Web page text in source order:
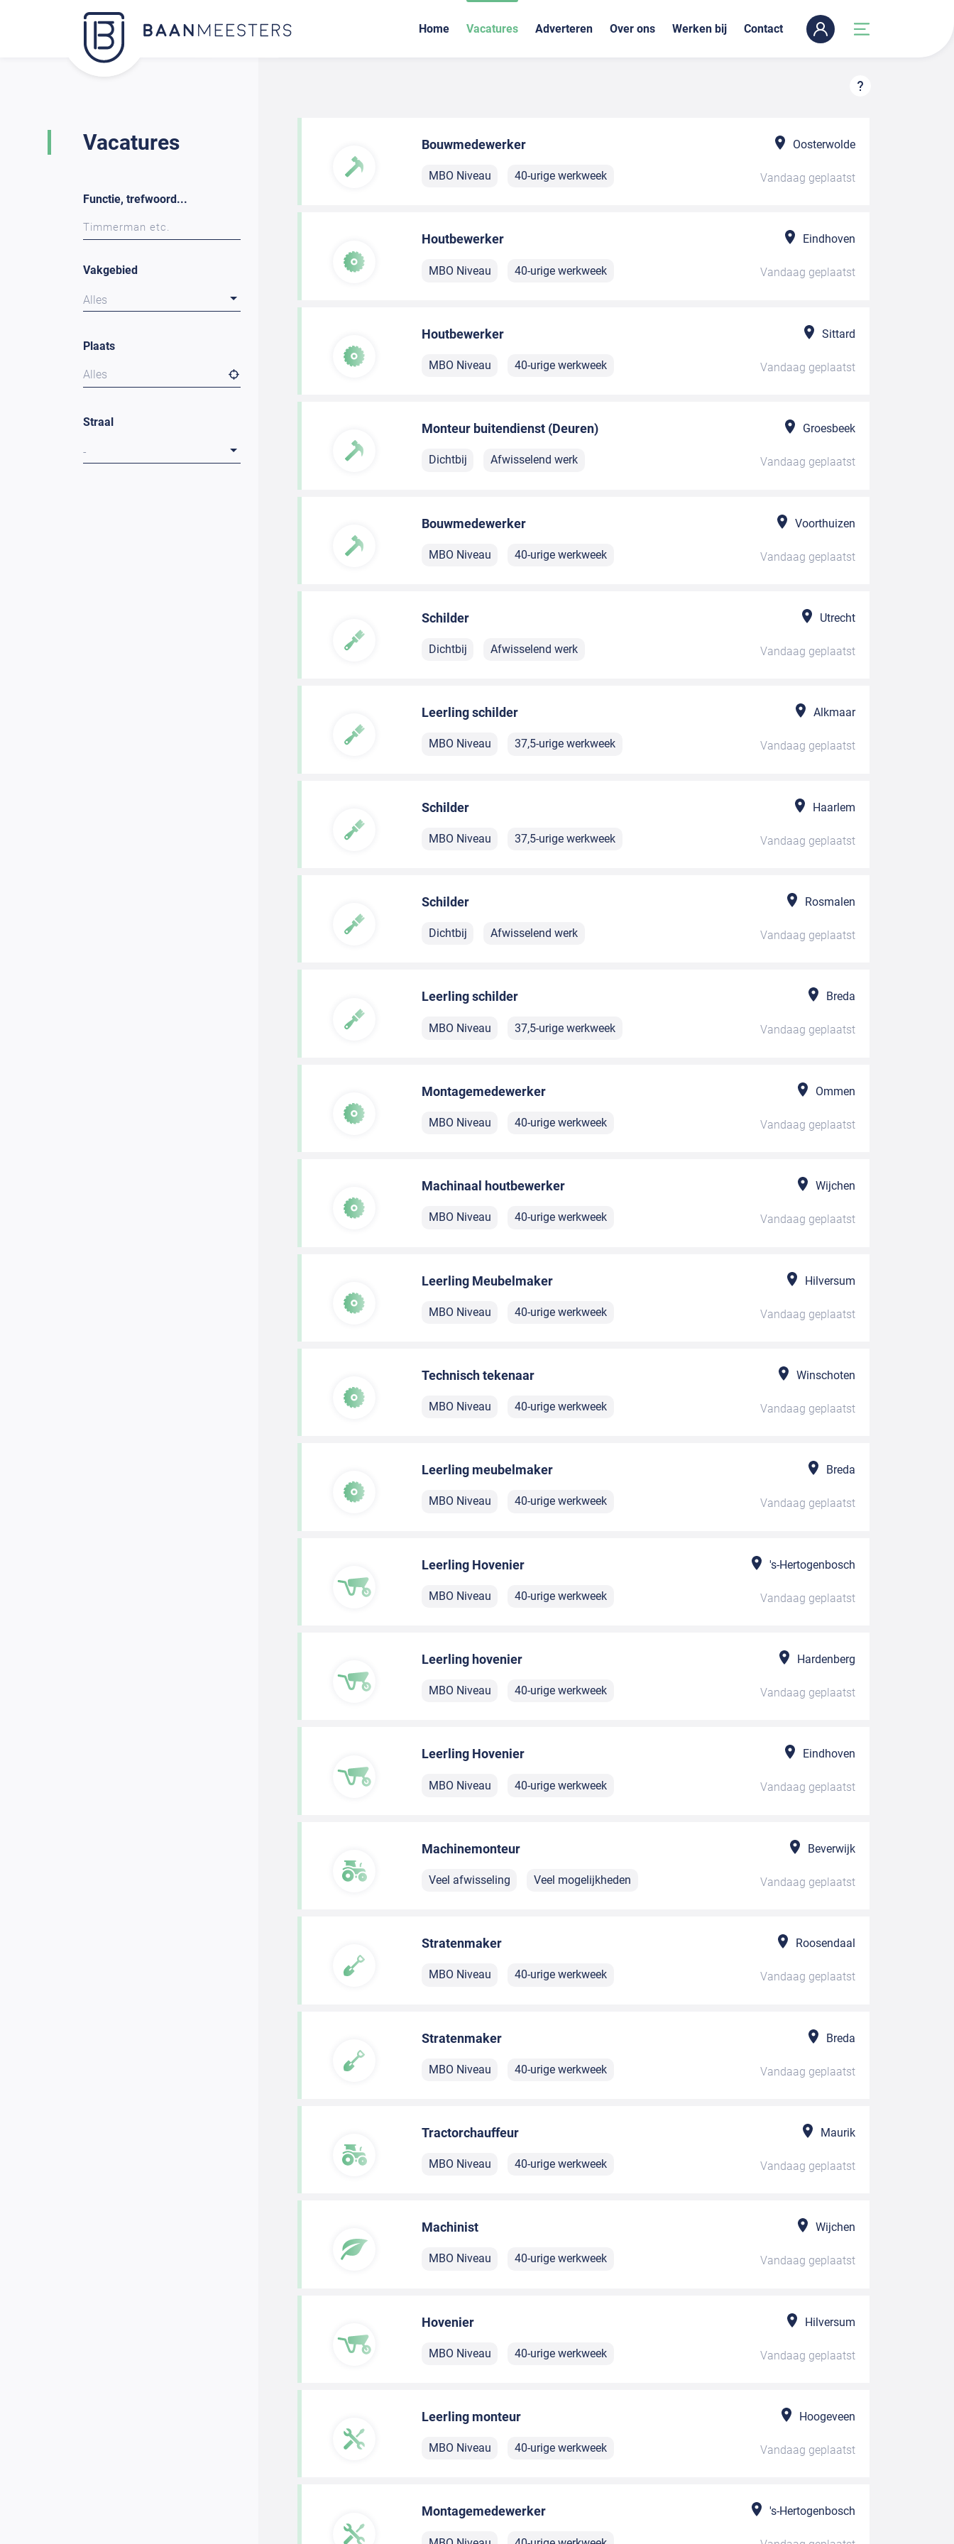
Home Vacatures Adverteren Over ons Werken bij Contact
Vacatures
Functie, trefwoord...
Vakgebied
Alles
Plaats
Alles
Straal
-
Bouwmedewerker Oosterwolde
MBO Niveau 40-urige werkweek Vandaag geplaatst
Houtbewerker Eindhoven
MBO Niveau 40-urige werkweek Vandaag geplaatst
Houtbewerker Sittard
MBO Niveau 40-urige werkweek Vandaag geplaatst
Monteur buitendienst (Deuren) Groesbeek
Dichtbij Afwisselend werk Vandaag geplaatst
Bouwmedewerker Voorthuizen
MBO Niveau 40-urige werkweek Vandaag geplaatst
Schilder Utrecht
Dichtbij Afwisselend werk Vandaag geplaatst
Leerling schilder Alkmaar
MBO Niveau 37,5-urige werkweek Vandaag geplaatst
Schilder Haarlem
MBO Niveau 37,5-urige werkweek Vandaag geplaatst
Schilder Rosmalen
Dichtbij Afwisselend werk Vandaag geplaatst
Leerling schilder Breda
MBO Niveau 37,5-urige werkweek Vandaag geplaatst
Montagemedewerker Ommen
MBO Niveau 40-urige werkweek Vandaag geplaatst
Machinaal houtbewerker Wijchen
MBO Niveau 40-urige werkweek Vandaag geplaatst
Leerling Meubelmaker Hilversum
MBO Niveau 40-urige werkweek Vandaag geplaatst
Technisch tekenaar Winschoten
MBO Niveau 40-urige werkweek Vandaag geplaatst
Leerling meubelmaker Breda
MBO Niveau 40-urige werkweek Vandaag geplaatst
Leerling Hovenier 's-Hertogenbosch
MBO Niveau 40-urige werkweek Vandaag geplaatst
Leerling hovenier Hardenberg
MBO Niveau 40-urige werkweek Vandaag geplaatst
Leerling Hovenier Eindhoven
MBO Niveau 40-urige werkweek Vandaag geplaatst
Machinemonteur Beverwijk
Veel afwisseling Veel mogelijkheden Vandaag geplaatst
Stratenmaker Roosendaal
MBO Niveau 40-urige werkweek Vandaag geplaatst
Stratenmaker Breda
MBO Niveau 40-urige werkweek Vandaag geplaatst
Tractorchauffeur Maurik
MBO Niveau 40-urige werkweek Vandaag geplaatst
Machinist Wijchen
MBO Niveau 40-urige werkweek Vandaag geplaatst
Hovenier Hilversum
MBO Niveau 40-urige werkweek Vandaag geplaatst
Leerling monteur Hoogeveen
MBO Niveau 40-urige werkweek Vandaag geplaatst
Montagemedewerker 's-Hertogenbosch